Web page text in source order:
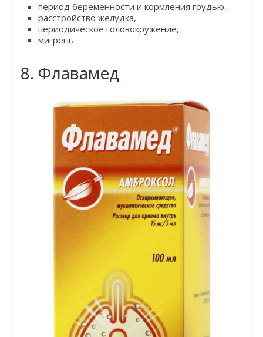
период беременности и кормления грудью,
расстройство желудка,
периодическое головокружение,
мигрень.
8. Флавамед